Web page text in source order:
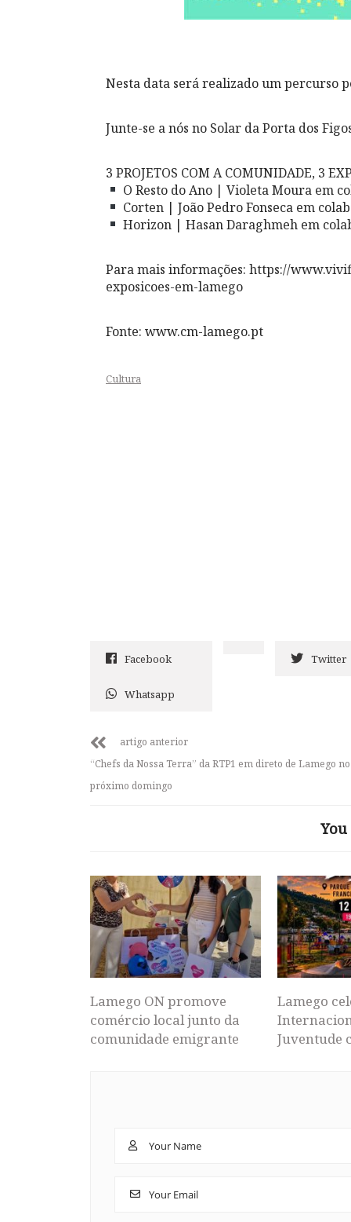
Nesta data será realizado um percurso
Junte-se a nós no Solar da Porta dos
3 PROJETOS COM A COMUNIDADE, 3
O Resto do Ano | Violeta Moura em
Corten | João Pedro Fonseca em
Horizon | Hasan Daraghmeh em
Para mais informações: https://
exposicoes-em-lamego
Fonte: www.cm-lamego.pt
Cultura
Facebook Twitter
Whatsapp
artigo anterior
“Chefs da Nossa Terra” da RTP1 em direto de Lamego no
próximo domingo
Lamego ON promove
comércio local junto da
comunidade emigrante
Lamego
Juventude